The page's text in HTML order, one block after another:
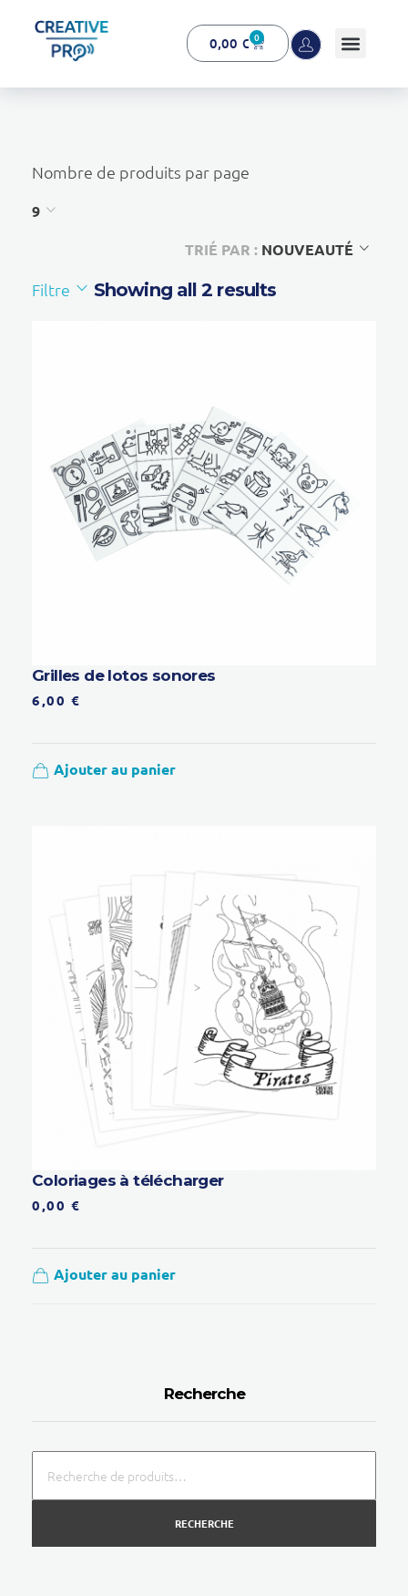
0,00 € 0
Nombre de produits par page
9
TRIÉ PAR : NOUVEAUTÉ
Filtre Showing all 2 results
Grilles de lotos sonores
6,00 €
Ajouter au panier
Coloriages à télécharger
0,00 €
Ajouter au panier
Recherche
RECHERCHE